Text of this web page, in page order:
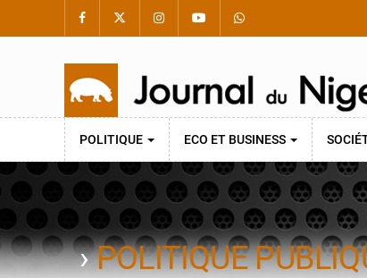
POLITIQUE ECO ET BUSINESS
›POLITIQUE